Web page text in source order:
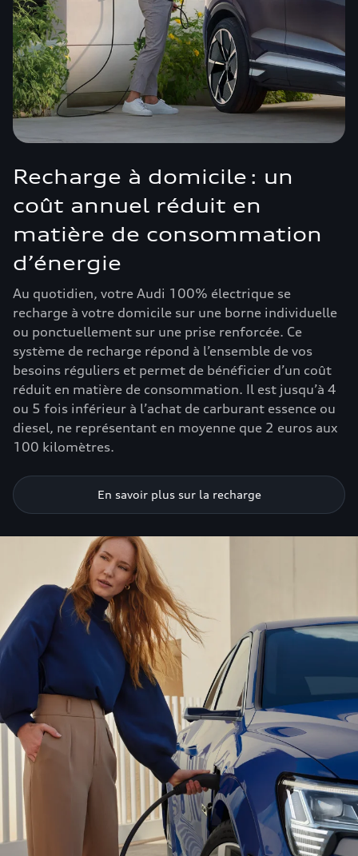
Recharge à domicile : un
coût annuel réduit en
matière de consommation
d’énergie
Au quotidien, votre Audi 100% électrique se
recharge à votre domicile sur une borne individuelle
ou ponctuellement sur une prise renforcée. Ce
système de recharge répond à l’ensemble de vos
besoins réguliers et permet de bénéficier d’un coût
réduit en matière de consommation. Il est jusqu’à 4
ou 5 fois inférieur à l’achat de carburant essence ou
diesel, ne représentant en moyenne que 2 euros aux
100 kilomètres.
En savoir plus sur la recharge